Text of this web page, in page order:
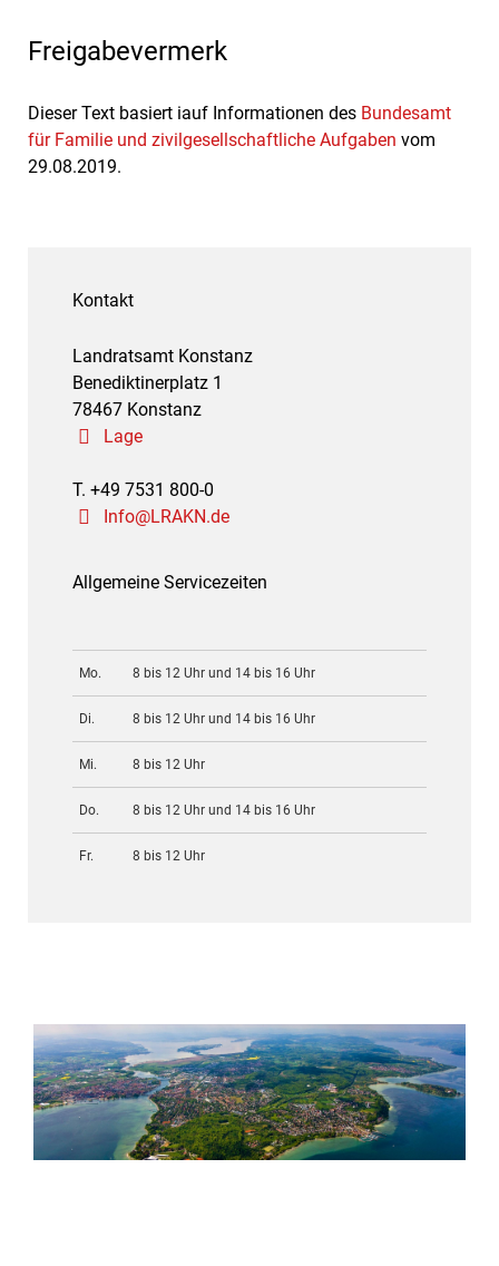
Freigabevermerk
Dieser Text basiert iauf Informationen des Bundesamt
für Familie und zivilgesellschaftliche Aufgaben vom
29.08.2019.
Kontakt
Landratsamt Konstanz
Benediktinerplatz 1
78467 Konstanz
Lage
T. +49 7531 800-0
Info@LRAKN.de
Allgemeine Servicezeiten
Mo. 8 bis 12 Uhr und 14 bis 16 Uhr
Di. 8 bis 12 Uhr und 14 bis 16 Uhr
Mi. 8 bis 12 Uhr
Do. 8 bis 12 Uhr und 14 bis 16 Uhr
Fr. 8 bis 12 Uhr